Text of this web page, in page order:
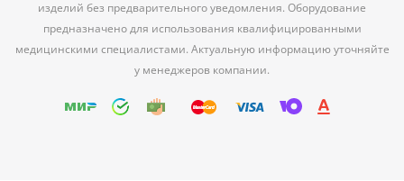
изделий без предварительного уведомления. Оборудование
предназначено для использования квалифицированными
медицинскими специалистами. Актуальную информацию уточняйте
у менеджеров компании.